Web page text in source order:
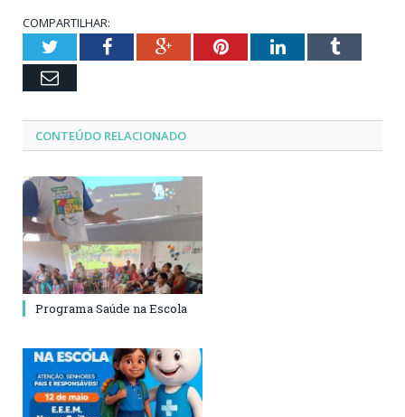
COMPARTILHAR:
TwitterFacebookGoogle+PinterestLinkedInTumblr
Email
CONTEÚDO RELACIONADO
Programa Saúde na Escola